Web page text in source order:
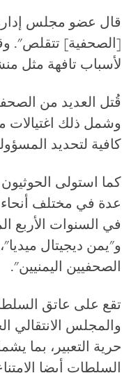
قال عضو مجلس إدارة
[الصحفية] تتقلص".
لأسباب تافهة مثل
وشمل ذلك اغتيالات
كافية لتحديد
كما استولى
عدة في مختلف أنحاء
في السنوات الأربع
و"يمن ديجيتال
الصحفيين اليمنيين".
تقع على عاتق
والمجلس الانتقالي
حرية التعبير، بما
السلطات أيضا